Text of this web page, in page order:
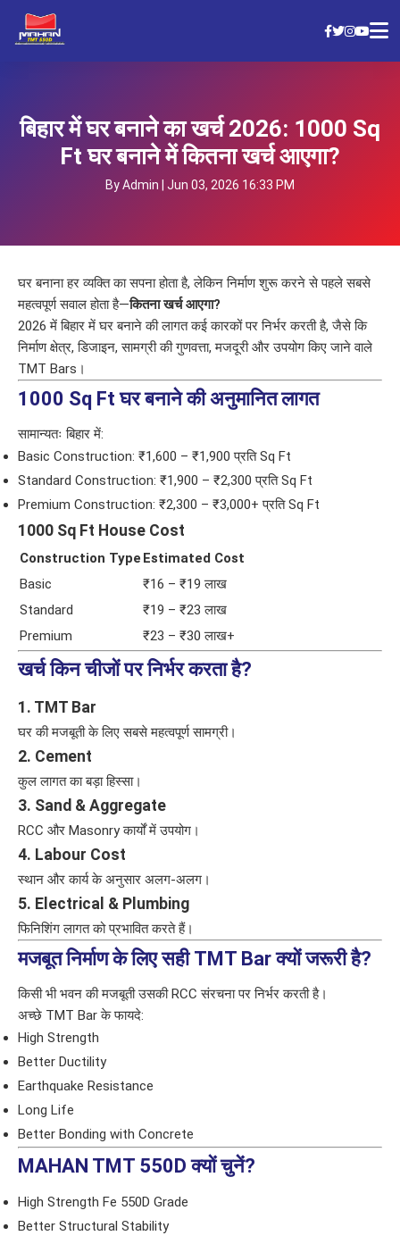
बिहार में घर बनाने का खर्च 2026: 1000 Sq
Ft घर बनाने में कितना खर्च आएगा?
By Admin | Jun 03, 2026 16:33 PM
घर बनाना हर व्यक्ति का सपना होता है, लेकिन निर्माण शुरू करने से पहले सबसे
महत्वपूर्ण सवाल होता है—कितना खर्च आएगा?
2026 में बिहार में घर बनाने की लागत कई कारकों पर निर्भर करती है, जैसे कि
निर्माण क्षेत्र, डिजाइन, सामग्री की गुणवत्ता, मजदूरी और उपयोग किए जाने वाले
TMT Bars।
1000 Sq Ft घर बनाने की अनुमानित लागत
सामान्यतः बिहार में:
Basic Construction: ₹1,600 – ₹1,900 प्रति Sq Ft
Standard Construction: ₹1,900 – ₹2,300 प्रति Sq Ft
Premium Construction: ₹2,300 – ₹3,000+ प्रति Sq Ft
1000 Sq Ft House Cost
Construction Type Estimated Cost
Basic
₹16 – ₹19 लाख
Standard
₹19 – ₹23 लाख
Premium
₹23 – ₹30 लाख+
खर्च किन चीजों पर निर्भर करता है?
1. TMT Bar
घर की मजबूती के लिए सबसे महत्वपूर्ण सामग्री।
2. Cement
कुल लागत का बड़ा हिस्सा।
3. Sand & Aggregate
RCC और Masonry कार्यों में उपयोग।
4. Labour Cost
स्थान और कार्य के अनुसार अलग-अलग।
5. Electrical & Plumbing
फिनिशिंग लागत को प्रभावित करते हैं।
मजबूत निर्माण के लिए सही TMT Bar क्यों जरूरी है?
किसी भी भवन की मजबूती उसकी RCC संरचना पर निर्भर करती है।
अच्छे TMT Bar के फायदे:
High Strength
Better Ductility
Earthquake Resistance
Long Life
Better Bonding with Concrete
MAHAN TMT 550D क्यों चुनें?
High Strength Fe 550D Grade
Better Structural Stability